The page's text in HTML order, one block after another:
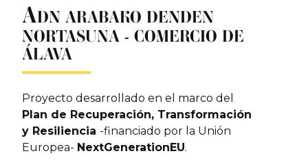
ADN ARABAKO DENDEN
NORTASUNA - COMERCIO DE
ÁLAVA
Proyecto desarrollado en el marco del
Plan de Recuperación, Transformación
y Resiliencia -financiado por la Unión
Europea- NextGenerationEU.